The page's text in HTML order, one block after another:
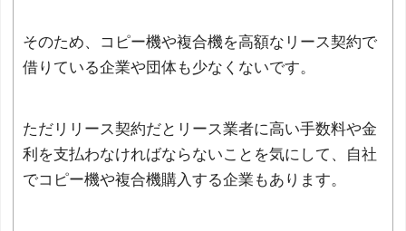
そのため、コピー機や複合機を高額なリース契約で
借りている企業や団体も少なくないです。
ただリリース契約だとリース業者に高い手数料や金
利を支払わなければならないことを気にして、自社
でコピー機や複合機購入する企業もあります。